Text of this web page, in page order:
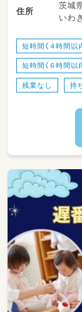
数活
・送
一環
・ワ
す。
住所
茨城県
いわ
短時間（４時間以
短時間（６時間以
残業なし 持